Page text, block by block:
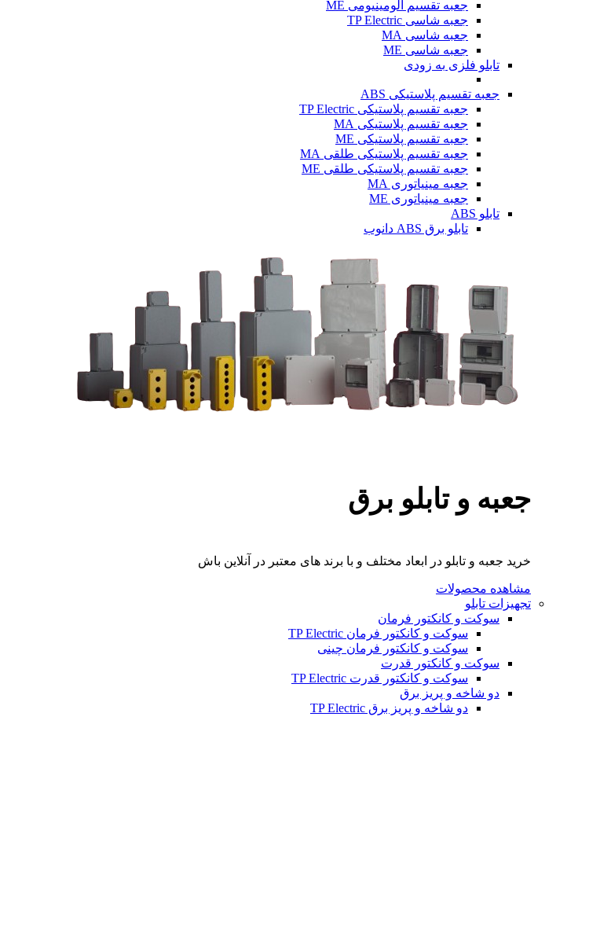
جعبه تقسیم آلومینیومی ME
جعبه شاسی TP Electric
جعبه شاسی MA
جعبه شاسی ME
تابلو فلزی به زودی
جعبه تقسیم پلاستیکی ABS
جعبه تقسیم پلاستیکی TP Electric
جعبه تقسیم پلاستیکی MA
جعبه تقسیم پلاستیکی ME
جعبه تقسیم پلاستیکی طلقی MA
جعبه تقسیم پلاستیکی طلقی ME
جعبه مینیاتوری MA
جعبه مینیاتوری ME
تابلو ABS
تابلو برق ABS دانوب
جعبه و تابلو برق
خرید جعبه و تابلو در ابعاد مختلف و با برند های معتبر در آنلاین باش
مشاهده محصولات
تجهیزات تابلو
سوکت و کانکتور فرمان
سوکت و کانکتور فرمان TP Electric
سوکت و کانکتور فرمان چینی
سوکت و کانکتور قدرت
سوکت و کانکتور قدرت TP Electric
دو شاخه و پریز برق
دو شاخه و پریز برق TP Electric